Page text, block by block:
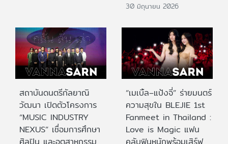
30 มิถุนายน 2026
สถาบันดนตรีกัลยาณิ
วัฒนา เปิดตัวโครงการ
“MUSIC INDUSTRY
NEXUS” เชื่อมการศึกษา
“เมเบิ้ล–แป้งจี่” ร่ายมนตร์
ความสุขใน BLEJIE 1st
Fanmeet in Thailand :
Love is Magic แฟน